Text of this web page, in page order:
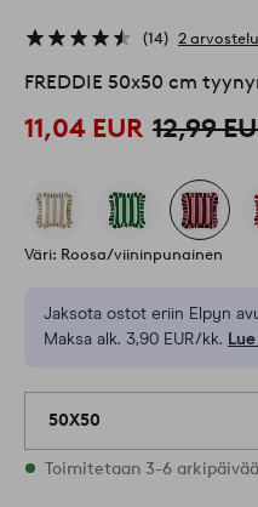
14 2
FREDDIE 50x50 cm
11,04 EUR 12,99
Väri: Roosa/viininpunainen
Jaksota ostot eriin Elpyn
Maksa alk. 3,90 EUR/kk.
50X50
Varastossa
Toimitetaan 3-6 arkipäivää